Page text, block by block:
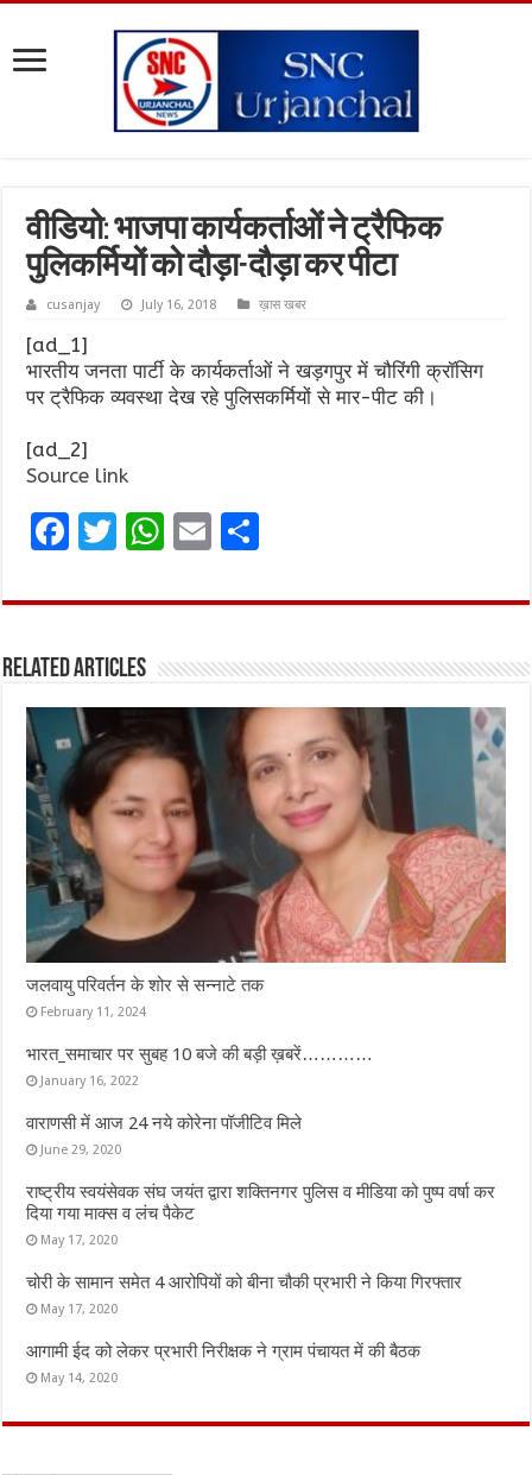
वीडियो: भाजपा कार्यकर्ताओं ने ट्रैफिक
पुलिकर्मियों को दौड़ा-दौड़ा कर पीटा
cusanjay July 16, 2018 ख़ास खबर
[ad_1]
भारतीय जनता पार्टी के कार्यकर्ताओं ने खड़गपुर में चौरिंगी क्रॉसिग
पर ट्रैफिक व्यवस्था देख रहे पुलिसकर्मियों से मार-पीट की।
[ad_2]
Source link
F
ce
o
o
k
T
it
r
W
at
A
p
p
E
ai ar
Related Articles
जलवायु परिवर्तन के शोर से सन्नाटे तक
February 11, 2024
भारत_समाचार पर सुबह 10 बजे की बड़ी ख़बरें…………
January 16, 2022
वाराणसी में आज 24 नये कोरेना पॉजीटिव मिले
June 29, 2020
राष्ट्रीय स्वयंसेवक संघ जयंत द्वारा शक्तिनगर पुलिस व मीडिया को पुष्प वर्षा कर
दिया गया माक्स व लंच पैकेट
May 17, 2020
चोरी के सामान समेत 4 आरोपियों को बीना चौकी प्रभारी ने किया गिरफ्तार
May 17, 2020
आगामी ईद को लेकर प्रभारी निरीक्षक ने ग्राम पंचायत में की बैठक
May 14, 2020